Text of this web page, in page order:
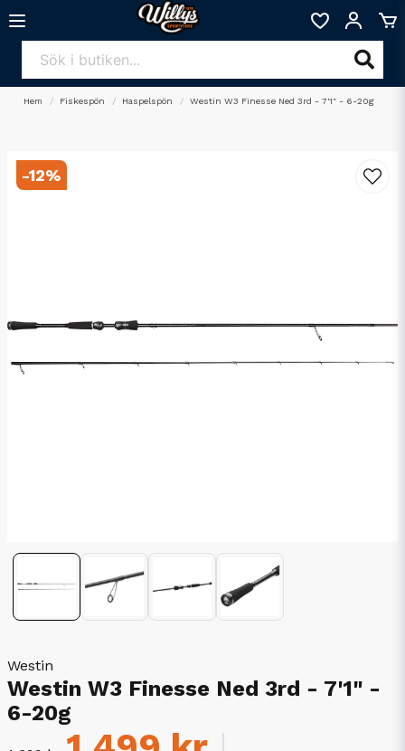
Hem Fiskespön Haspelspön Westin W3 Finesse Ned 3rd - 7'1" - 6-20g
-12%
Westin
Westin W3 Finesse Ned 3rd - 7'1" -
6-20g